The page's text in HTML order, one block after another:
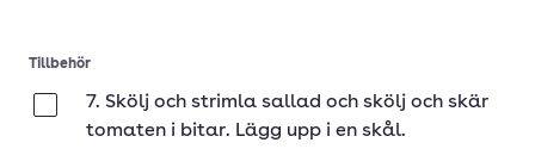
Tillbehör
7. Skölj och strimla sallad och skölj och skär
tomaten i bitar. Lägg upp i en skål.